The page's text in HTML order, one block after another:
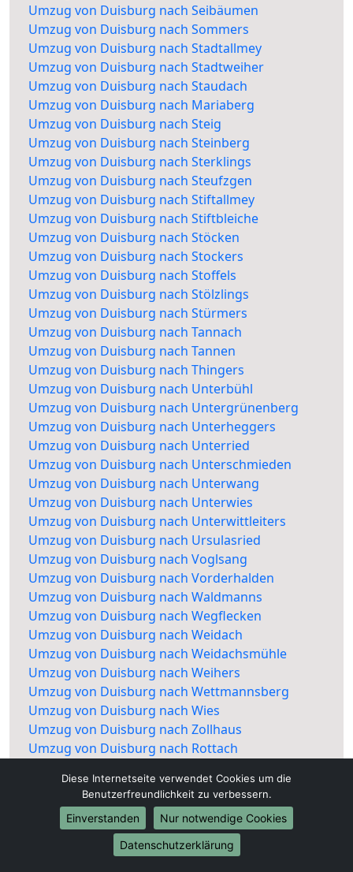
Umzug von Duisburg nach Seibäumen
Umzug von Duisburg nach Sommers
Umzug von Duisburg nach Stadtallmey
Umzug von Duisburg nach Stadtweiher
Umzug von Duisburg nach Staudach
Umzug von Duisburg nach Mariaberg
Umzug von Duisburg nach Steig
Umzug von Duisburg nach Steinberg
Umzug von Duisburg nach Sterklings
Umzug von Duisburg nach Steufzgen
Umzug von Duisburg nach Stiftallmey
Umzug von Duisburg nach Stiftbleiche
Umzug von Duisburg nach Stöcken
Umzug von Duisburg nach Stockers
Umzug von Duisburg nach Stoffels
Umzug von Duisburg nach Stölzlings
Umzug von Duisburg nach Stürmers
Umzug von Duisburg nach Tannach
Umzug von Duisburg nach Tannen
Umzug von Duisburg nach Thingers
Umzug von Duisburg nach Unterbühl
Umzug von Duisburg nach Untergrünenberg
Umzug von Duisburg nach Unterheggers
Umzug von Duisburg nach Unterried
Umzug von Duisburg nach Unterschmieden
Umzug von Duisburg nach Unterwang
Umzug von Duisburg nach Unterwies
Umzug von Duisburg nach Unterwittleiters
Umzug von Duisburg nach Ursulasried
Umzug von Duisburg nach Voglsang
Umzug von Duisburg nach Vorderhalden
Umzug von Duisburg nach Waldmanns
Umzug von Duisburg nach Wegflecken
Umzug von Duisburg nach Weidach
Umzug von Duisburg nach Weidachsmühle
Umzug von Duisburg nach Weihers
Umzug von Duisburg nach Wettmannsberg
Umzug von Duisburg nach Wies
Umzug von Duisburg nach Zollhaus
Umzug von Duisburg nach Rottach
Diese Internetseite verwendet Cookies um die
Benutzerfreundlichkeit zu verbessern.
Einverstanden
Nur notwendige Cookies
Datenschutzerklärung